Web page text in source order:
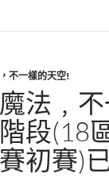
不一樣的天空!
法﹐
段(18
初賽)